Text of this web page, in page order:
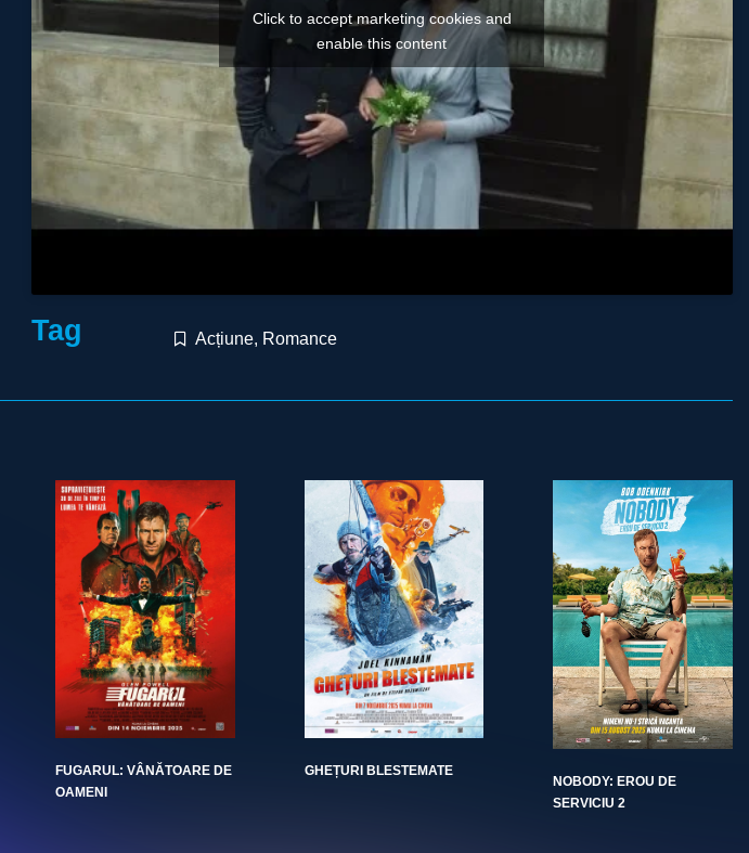
Click to accept marketing cookies and
enable this content
Tag Acțiune, Romance
FUGARUL: VÂNĂTOARE DE
OAMENI
GHEȚURI BLESTEMATE
NOBODY: EROU DE
SERVICIU 2